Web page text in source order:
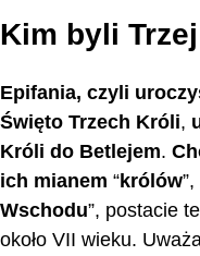
Kim byli
Epifania, czyli
Święto Trzech Króli,
Króli do Betlejem.
ich mianem “królów
Wschodu”, postacie
około VII wieku.